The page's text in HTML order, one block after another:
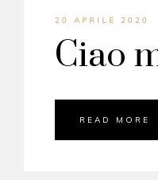
20 APRILE 2020
Ciao
READ MORE